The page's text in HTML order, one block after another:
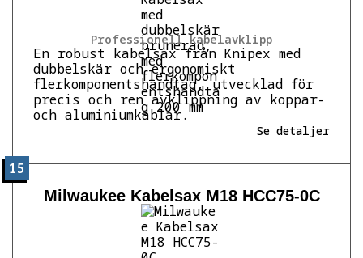
Professionell kabelavklipp
En robust kabelsax från Knipex med
dubbelskär och ergonomiskt
flerkomponentshandtag, utvecklad för
precis och ren avklippning av koppar-
och aluminiumkablar.
Se detaljer
15
Milwaukee Kabelsax M18 HCC75-0C